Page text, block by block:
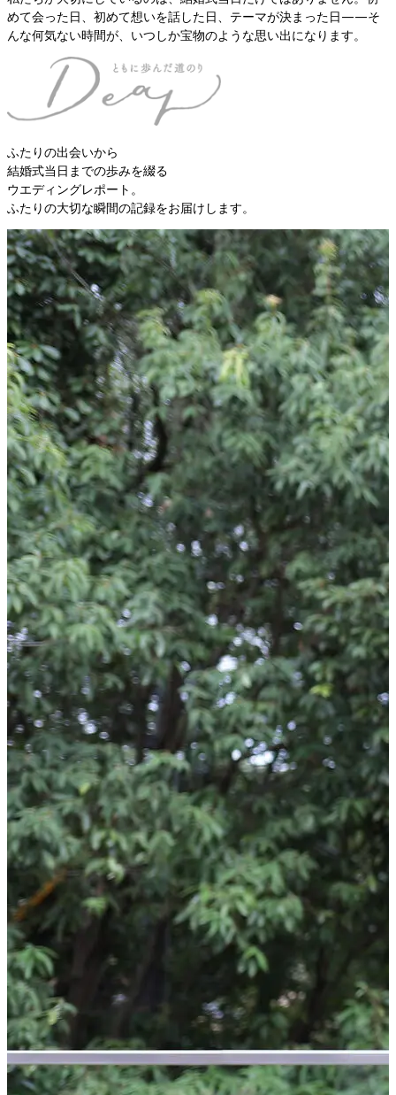
めて会った日、初めて想いを話した日、テーマが決まった日——そ
んな何気ない時間が、いつしか宝物のような思い出になります。
ふたりの出会いから
結婚式当日までの歩みを綴る
ウエディングレポート。
ふたりの大切な瞬間の記録をお届けします。